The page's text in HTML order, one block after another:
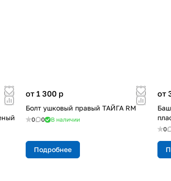
от 1 300 p
Болт ушковый правый ТАЙГА RM
0 0 В наличии
Подробнее
от
0